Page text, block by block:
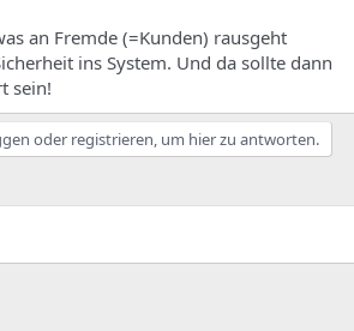
an Fremde (=Kunden) rausgeht
ins System. Und da sollte dann
sein!
oder registrieren, um hier zu antworten.